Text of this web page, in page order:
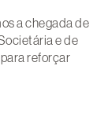
a chegada de
e de
reforçar